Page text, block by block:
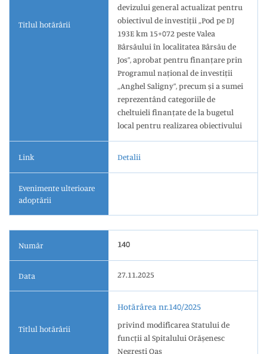
Titlul hotărârii
devizului general actualizat pentru
obiectivul de investiții „Pod pe DJ
193E km 15+072 peste Valea
Bârsăului în localitatea Bârsău de
Jos”, aprobat pentru finanțare prin
Programul național de investiții
„Anghel Saligny”, precum și a sumei
reprezentând categoriile de
cheltuieli finanțate de la bugetul
local pentru realizarea obiectivului
Link Detalii
Evenimente ulterioare
adoptării
Număr 140
Data 27.11.2025
Titlul hotărârii
Hotărârea nr.140/2025
privind modificarea Statului de
funcții al Spitalului Orășenesc
Negrești Oaș